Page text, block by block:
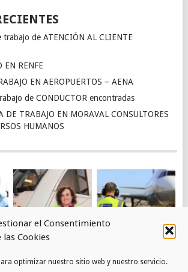
el Consentimiento
las Cookies
optimizar nuestro sitio web y nuestro servicio.
de ATENCIÓN AL CLIENTE
EN RENFE
EN AEROPUERTOS – AENA
de CONDUCTOR encontradas
DE TRABAJO EN MORAVAL CONSULTORES
HUMANOS
RENFE
TRABAJO EN